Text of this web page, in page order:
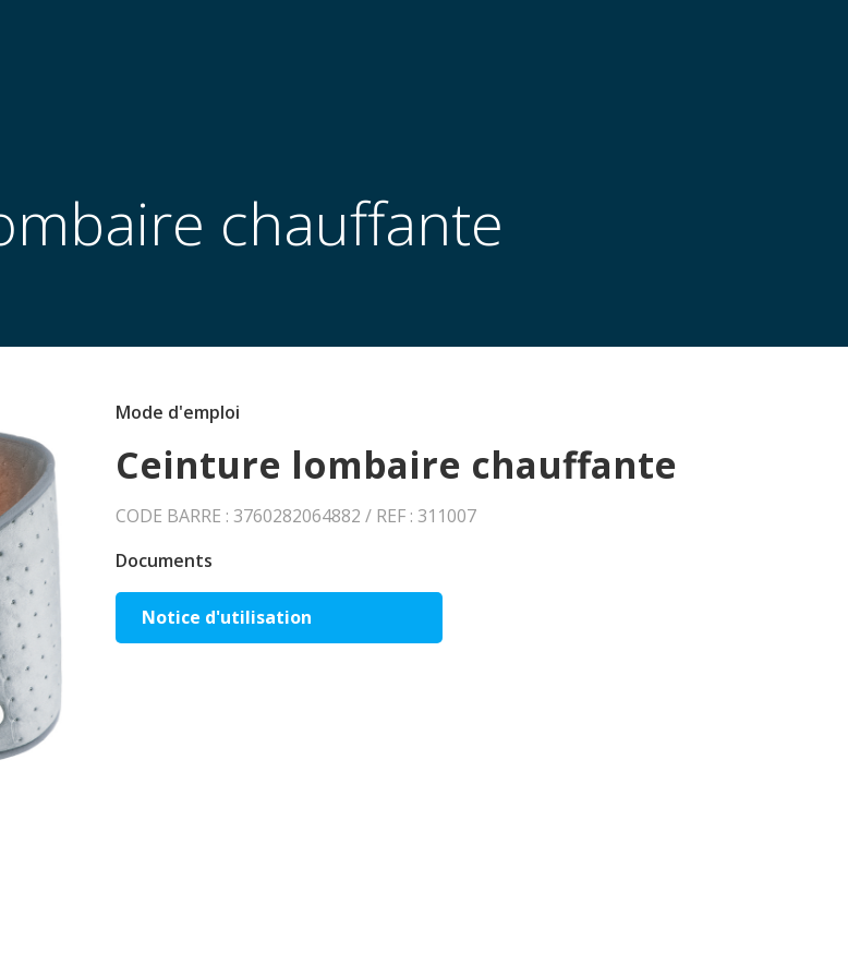
chauffante
Mode d'emploi
Ceinture lombaire chauffante
CODE BARRE : 3760282064882 / REF : 311007
Documents
Notice d'utilisation